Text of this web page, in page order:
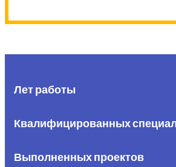
Лет работы
Квалифицированных
Выполненных проектов